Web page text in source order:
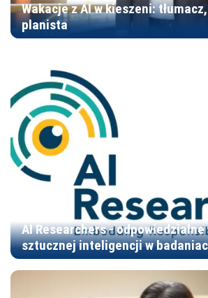
Wakacje z AI w kieszeni:
planista
AI Researchers -
sztucznej inteligencji w